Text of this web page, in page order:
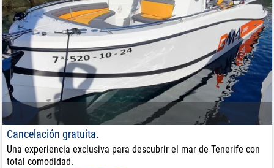
Cancelación gratuita.
Una experiencia exclusiva para descubrir el mar de Tenerife con
total comodidad.